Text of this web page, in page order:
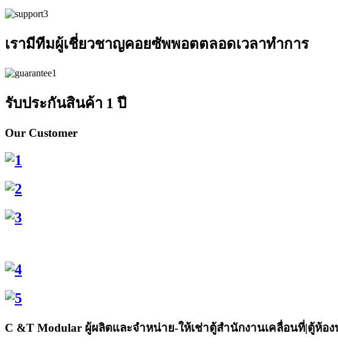
เรามีทีมผู้เชี่ยวชาญคอยซัพพอตตลอดเวลาทำการ
รับประกันสินค้า 1 ปี
Our Customer
C &T Modular ผู้ผลิตและจำหน่าย-ให้เช่าตู้สำนักงานเคลื่อนที่|ตู้ห้อ